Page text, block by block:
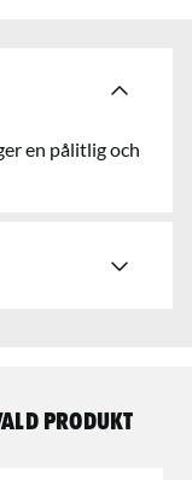
en pålitlig och
produkt